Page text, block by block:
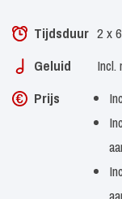
Tijdsduur 2 x
Geluid
Incl.
Prijs